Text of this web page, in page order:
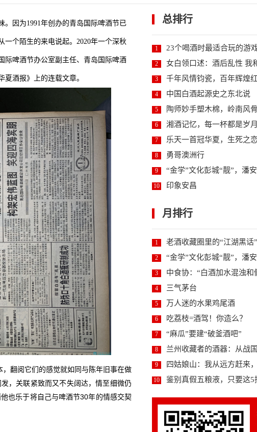
。因为1991年创办的青岛国际啤酒节已
个陌生的来电说起。2020年一个深秋
际啤酒节办公室副主任、青岛国际啤酒
酒报》上的连载文章。
翻阅它们的感觉就如同与陈年旧事在做
，关联紧致而又不失阔达，情至细微仍
也乐于将自己与啤酒节30年的情感交契
总排行
1 23个喝酒时最适合玩的游
2 女白领口述：酒后乱性 我
3 千年风情钧瓷，百年辉煌
4 中国白酒起源史之东北说
5 陶师妙手塑木棉，岭南风
6 湘酒记忆，每一杯都是岁
7 乐天一首冠华夏，生死之
8 勇哥澳洲行
9 “金学”文化彭城“靓”，潘
10 印象安昌
月排行
1 老酒收藏圈里的“江湖黑话”
2 “金学”文化彭城“靓”，潘
3 中食协：“白酒加水混浊
4 三气茅台
5 万人迷的水果鸡尾酒
6 吃荔枝=酒驾！你造么？
7 “麻瓜”要建“破釜酒吧”
8 兰州收藏者的酒器：从战
9 四姑娘山：我从远方赶来
10 鉴别真假五粮液，只要这5